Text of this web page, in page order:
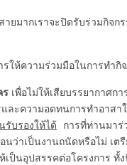
ยมากเราจะปิดรับร่วมกิจก
รให้ความร่วมมือในการทำ
ร เพื่อไม่ให้เสียบรรยากาศก
ละความอดทนการทำอาสา
รับรองให้ได้ การที่ท่านมาร่
ว่าเป็นงานถนัดหรือไม่ เต
เป็นอุปสรรคต่อโครงการ